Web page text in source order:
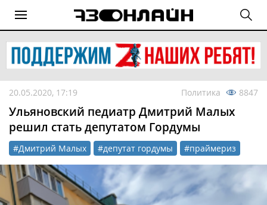
20.05.2020, 17:19 Политика 8847
Ульяновский педиатр Дмитрий Малых
решил стать депутатом Гордумы
#Дмитрий Малых #депутат гордумы #праймериз